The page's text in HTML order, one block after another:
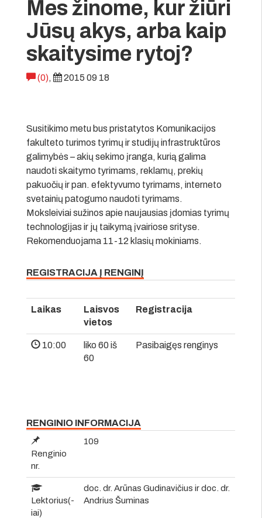
Mes žinome, kur žiūri
Jūsų akys, arba kaip
skaitysime rytoj?
(0), 2015 09 18
Susitikimo metu bus pristatytos Komunikacijos
fakulteto turimos tyrimų ir studijų infrastruktūros
galimybės – akių sekimo įranga, kurią galima
naudoti skaitymo tyrimams, reklamų, prekių
pakuočių ir pan. efektyvumo tyrimams, interneto
svetainių patogumo naudoti tyrimams.
Moksleiviai sužinos apie naujausias įdomias tyrimų
technologijas ir jų taikymą įvairiose srityse.
Rekomenduojama 11-12 klasių mokiniams.
REGISTRACIJA Į RENGINĮ
Laikas
Laisvos
vietos
Registracija
10:00
liko 60 iš
60
Pasibaigęs renginys
RENGINIO INFORMACIJA
Renginio
nr.
109
Lektorius(-
iai)
doc. dr. Arūnas Gudinavičius ir doc. dr.
Andrius Šuminas